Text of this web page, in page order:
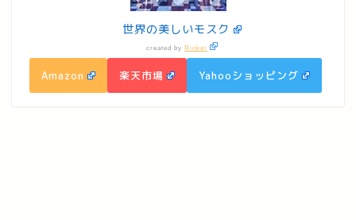
世界の美しいモスク
created by Rinker
Amazon 楽天市場 Yahooショッピング